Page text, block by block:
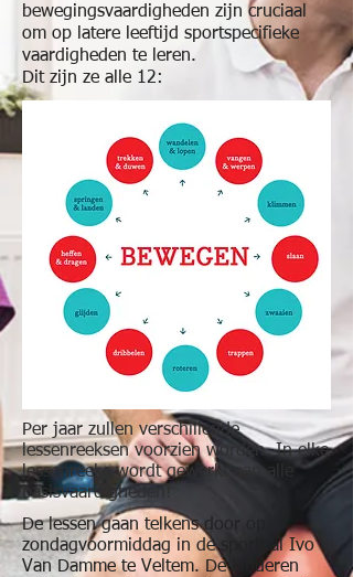
bewegingsvaardigheden zijn cruciaal
om op latere leeftijd sportspecifieke
vaardigheden te leren.
Dit zijn ze alle 12:
Per jaar zullen verschillende
lessenreeksen voorzien worden. In elke
lessenreeks wordt gewerkt aan alle
basisvaardigheden!
De lessen gaan telkens door op
zondagvoormiddag in de sporthal Ivo
Van Damme te Veltem. De kinderen